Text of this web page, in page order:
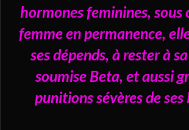
hormones feminines, sous
femme en permanence,
ses dépends, à rester à
soumise Beta, et aussi
punitions sévères de